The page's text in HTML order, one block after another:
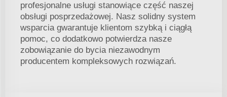
profesjonalne usługi stanowiące część naszej
obsługi posprzedażowej. Nasz solidny system
wsparcia gwarantuje klientom szybką i ciągłą
pomoc, co dodatkowo potwierdza nasze
zobowiązanie do bycia niezawodnym
producentem kompleksowych rozwiązań.